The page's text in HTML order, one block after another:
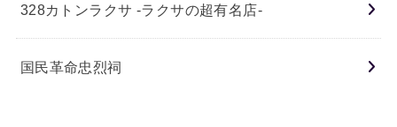
328カトンラクサ -ラクサの超有名店-
国民革命忠烈祠